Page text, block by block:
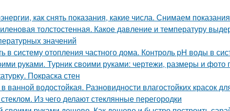
как снять показания, какие числа. Снимаем
толстостенная. Какое давление и температуру
значений
в систему отопления частного дома. Контроль pH воды в
руками. Турник своими руками: чертежи, размеры и фото
Покраска стен
ванной водостойкая. Разновидности влагостойких красок
Из чего делают стеклянные перегородки